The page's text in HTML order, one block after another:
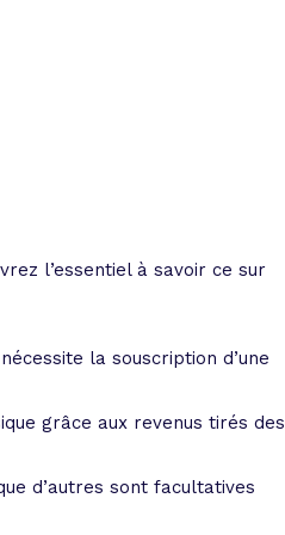
l’essentiel à savoir ce sur
la souscription d’une
grâce aux revenus tirés des
d’autres sont facultatives